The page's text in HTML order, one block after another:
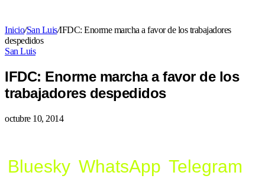
Inicio/San Luis/IFDC: Enorme marcha a favor de los trabajadores
despedidos
San Luis
IFDC: Enorme marcha a favor de los
trabajadores despedidos
octubre 10, 2014
Bluesky WhatsApp Telegram